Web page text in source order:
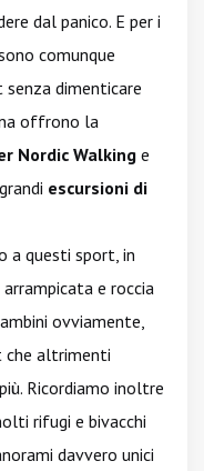
dal panico. E per i
comunque
dimenticare
offrono la
Nordic Walking e
escursioni di
a questi sport, in
e roccia
ovviamente,
che altrimenti
Ricordiamo inoltre
rifugi e bivacchi
davvero unici